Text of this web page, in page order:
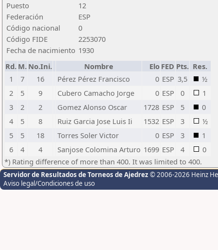
Puesto
12
Federación
ESP
Código nacional
0
Código FIDE
2253070
Fecha de nacimiento 1930
Rd. M. No.Ini. Nombre Elo FED Pts. Res.
1
7 16 Pérez Pérez Francisco 0 ESP 3,5
½
2
5 9 Cubero Camacho Jorge 0 ESP 0
1
3
2 2 Gomez Alonso Oscar 1728 ESP 5
0
4
5 8 Ruiz Garcia Jose Luis Ii 1532 ESP 3
½
5
5 18 Torres Soler Victor 0 ESP 3
1
6
4 4 Sanjose Colomina Arturo 1699 ESP 4
0
*) Rating difference of more than 400. It was limited to 400.
Servidor de Resultados de Torneos de Ajedrez © 2006-2026 Heinz
Aviso legal/Condiciones de uso